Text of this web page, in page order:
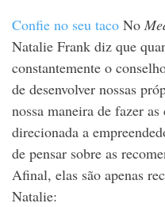
Confie no seu taco No
Natalie Frank diz que
constantemente o
de desenvolver nossas
nossa maneira de fazer
direcionada a
de pensar sobre as
Afinal, elas são apenas
Natalie: